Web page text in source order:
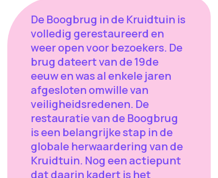
De Boogbrug in de Kruidtuin is
volledig gerestaureerd en
weer open voor bezoekers. De
brug dateert van de 19de
eeuw en was al enkele jaren
afgesloten omwille van
veiligheidsredenen. De
restauratie van de Boogbrug
is een belangrijke stap in de
globale herwaardering van de
Kruidtuin. Nog een actiepunt
dat daarin kadert is het